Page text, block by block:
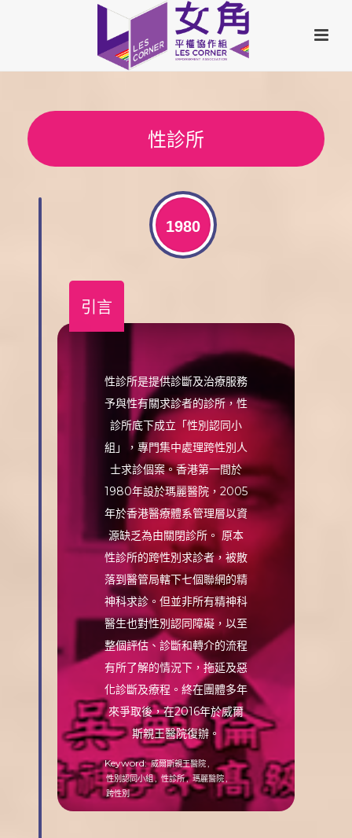
性診所
1980
引言
性診所是提供診斷及治療服務
予與性有關求診者的診所，性
診所底下成立「性別認同小
組」，專門集中處理跨性別人
士求診個案。香港第一間於
1980年設於瑪麗醫院，2005
年於香港醫療體系管理層以資
源缺乏為由關閉診所。 原本
性診所的跨性別求診者，被散
落到醫管局轄下七個聯網的精
神科求診。但並非所有精神科
醫生也對性別認同障礙，以至
整個評估、診斷和轉介的流程
有所了解的情況下，拖延及惡
化診斷及療程。終在團體多年
來爭取後，在2016年於威爾
斯親王醫院復辦。
Keyword:威爾斯親王醫院,
性別認同小組,性診所,瑪麗醫院,
跨性別